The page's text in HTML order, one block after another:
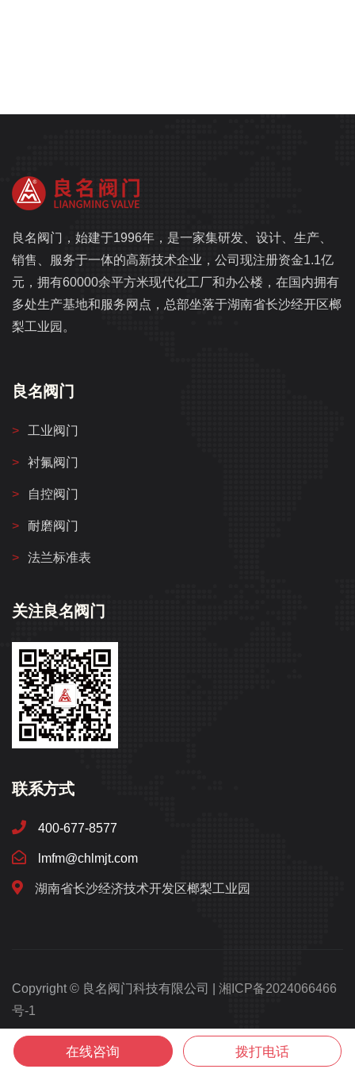
良名阀门，始建于1996年，是一家集研发、设计、生产、
销售、服务于一体的高新技术企业，公司现注册资金1.1亿
元，拥有60000余平方米现代化工厂和办公楼，在国内拥有
多处生产基地和服务网点，总部坐落于湖南省长沙经开区榔
梨工业园。
良名阀门
工业阀门
衬氟阀门
自控阀门
耐磨阀门
法兰标准表
关注良名阀门
联系方式
400-677-8577
lmfm@chlmjt.com
湖南省长沙经济技术开发区榔梨工业园
Copyright © 良名阀门科技有限公司 | 湘ICP备2024066466
号-1
湘公网安备43012102001003号
在线咨询 拨打电话